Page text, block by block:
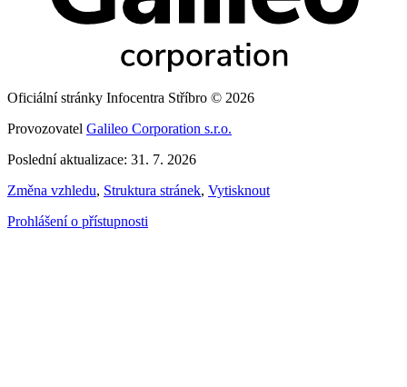
Oficiální stránky Infocentra Stříbro © 2026
Provozovatel Galileo Corporation s.r.o.
Poslední aktualizace: 31. 7. 2026
Změna vzhledu, Struktura stránek, Vytisknout
Prohlášení o přístupnosti